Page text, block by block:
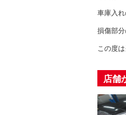
車庫入
損傷部
この度
店舗